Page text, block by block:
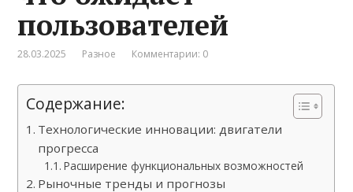
пользователей
28.03.2025 Разное Комментарии: 0
Содержание:
Технологические инновации: двигатели
прогресса
Расширение функциональных возможностей
Рыночные тренды и прогнозы